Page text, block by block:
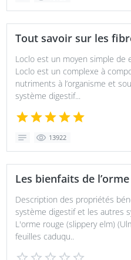
Tout savoir sur les
Loclo est un moyen simple de
Loclo est un complexe à
nutriments à l’organisme et
système digestif...
13922
Les bienfaits de
Description des propriétés
système digestif et les autres
L'orme rouge (slippery elm)
feuilles caduqu..